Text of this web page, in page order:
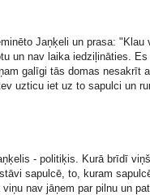
Jaņķeli un prasa:
un nav laika iedziļināties.
galīgi tās domas nesakrīt
uzticu iet uz to sapulci un
- politiķis. Kurā brīdī
sapulcē, to, kuram
nav jāņem par pilnu un